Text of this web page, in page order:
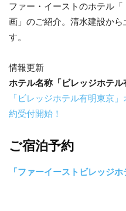
ファー・イーストのホテル
画」のご紹介。清水建設か
す。
情報更新
ホテル名称「ビレッジホテル
「ビレッジホテル有明東京
約受付開始！
ご宿泊予約
「ファーイーストビレッジ